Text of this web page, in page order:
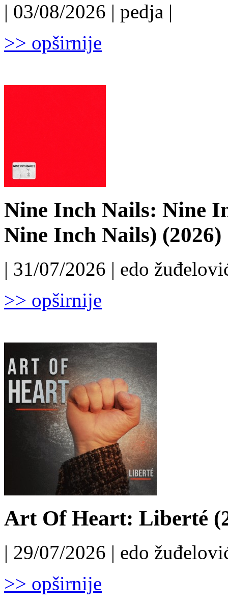
| 03/08/2026 | pedja |
>> opširnije
Nine Inch Nails: Nine
Nine Inch Nails) (2026)
| 31/07/2026 | edo
>> opširnije
Art Of Heart: Liberté
| 29/07/2026 | edo
>> opširnije